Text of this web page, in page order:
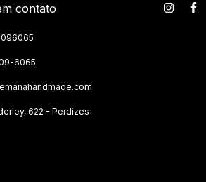
contato
6065
622 - Perdizes